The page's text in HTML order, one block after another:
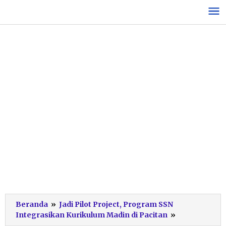
konten
Beranda » Jadi Pilot Project, Program SSN
Integrasikan Kurikulum Madin di Pacitan »